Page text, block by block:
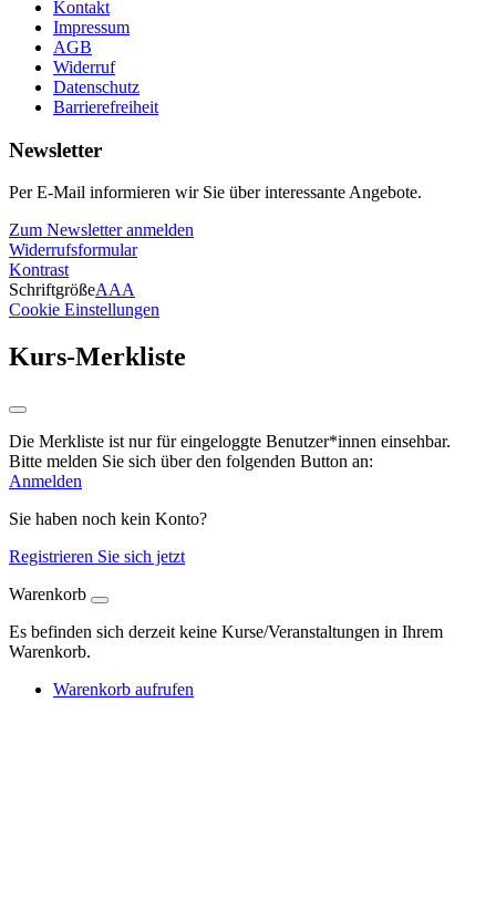
Kontakt
Impressum
AGB
Widerruf
Datenschutz
Barrierefreiheit
Newsletter
Per E-Mail informieren wir Sie über interessante Angebote.
Zum Newsletter anmelden
Widerrufsformular
Kontrast
SchriftgrößeAAA
Cookie Einstellungen
Kurs-Merkliste
Die Merkliste ist nur für eingeloggte Benutzer*innen einsehbar.
Bitte melden Sie sich über den folgenden Button an:
Anmelden
Sie haben noch kein Konto?
Registrieren Sie sich jetzt
Warenkorb
Es befinden sich derzeit keine Kurse/Veranstaltungen in Ihrem
Warenkorb.
Warenkorb aufrufen